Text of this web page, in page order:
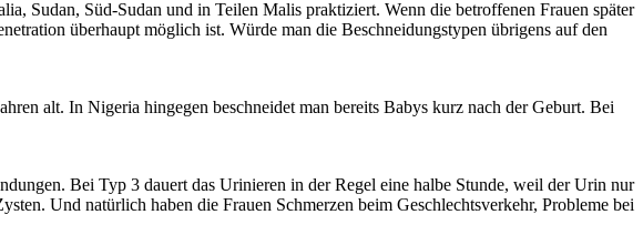
Sudan, Süd-Sudan und in Teilen Malis praktiziert. Wenn die betroffenen Frauen später
überhaupt möglich ist. Würde man die Beschneidungstypen übrigens auf den
alt. In Nigeria hingegen beschneidet man bereits Babys kurz nach der Geburt. Bei
Bei Typ 3 dauert das Urinieren in der Regel eine halbe Stunde, weil der Urin nur
Und natürlich haben die Frauen Schmerzen beim Geschlechtsverkehr, Probleme bei